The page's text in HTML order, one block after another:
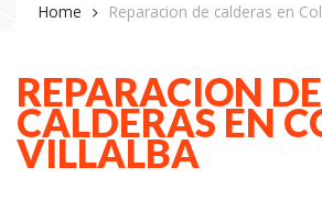
Home Reparacion de calderas en
REPARACION DE
CALDERAS EN
VILLALBA